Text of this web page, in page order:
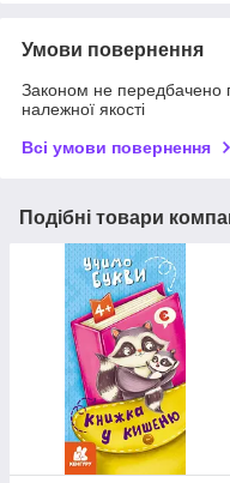
Умови повернення
Законом не передбачено
належної якості
Всі умови повернення
Подібні товари